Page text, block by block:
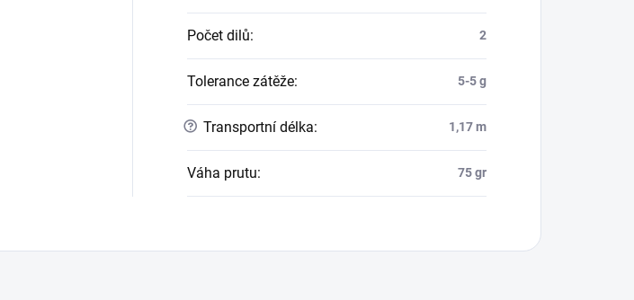
Počet dilů: 2
Tolerance zátěže: 5-5 g
? Transportní délka: 1,17 m
Váha prutu: 75 gr